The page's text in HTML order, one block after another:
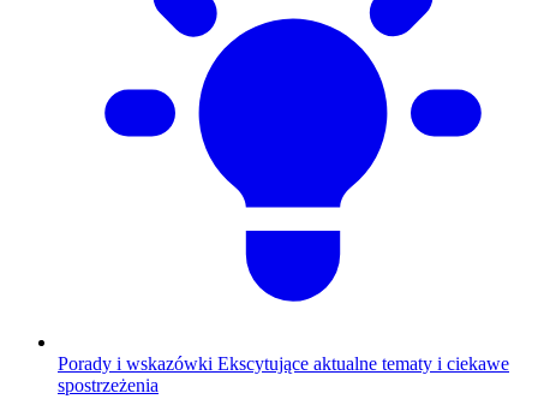
Porady i wskazówki Ekscytujące aktualne tematy i ciekawe
spostrzeżenia